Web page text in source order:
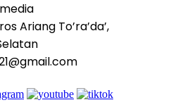
Ariang To’ra’da’,